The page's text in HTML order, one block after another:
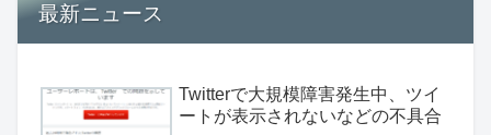
最新ニュース
Twitterで大規模障害発生中、ツイ
ートが表示されないなどの不具合